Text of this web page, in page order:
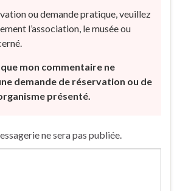
ou demande pratique, veuillez
l’association, le musée ou
que mon commentaire ne
demande de réservation ou de
présenté.
ne sera pas publiée.